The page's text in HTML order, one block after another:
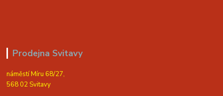
Prodejna Svitavy
náměstí Míru 68/27,
568 02 Svitavy